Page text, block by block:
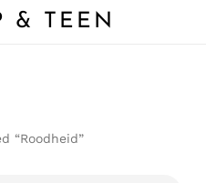
& TEEN
“Roodheid”